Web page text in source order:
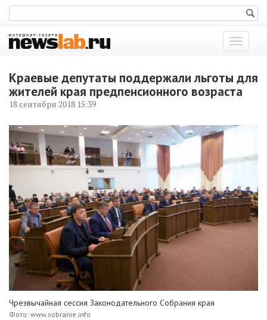
Показать
меню
Краевые депутаты поддержали льготы для
жителей края предпенсионного возраста
18 сентября 2018 15:39
Чрезвычайная сессия Законодательного Собрания края
Фото: www.sobranie.info